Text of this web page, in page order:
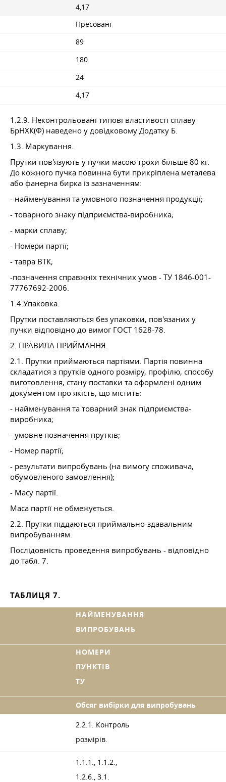
4,17
Пресовані
89
180
24
4,17
1.2.9. Неконтрольовані типові властивості сплаву
БрНХК(Ф) наведено у довідковому Додатку Б.
1.3. Маркування.
Прутки пов'язують у пучки масою трохи більше 80 кг.
До кожного пучка повинна бути прикріплена металева
або фанерна бирка із зазначенням:
- найменування та умовного позначення продукції;
- товарного знаку підприємства-виробника;
- марки сплаву;
- Номери партії;
- тавра ВТК;
-позначення справжніх технічних умов - ТУ 1846-001-
77767692-2006.
1.4.Упаковка.
Прутки поставляються без упаковки, пов'язаних у
пучки відповідно до вимог ГОСТ 1628-78.
2. ПРАВИЛА ПРИЙМАННЯ.
2.1. Прутки приймаються партіями. Партія повинна
складатися з прутків одного розміру, профілю, способу
виготовлення, стану поставки та оформлені одним
документом про якість, що містить:
- найменування та товарний знак підприємства-
виробника;
- умовне позначення прутків;
- Номер партії;
- результати випробувань (на вимогу споживача,
обумовленого замовлення);
- Масу партії.
Маса партії не обмежується.
2.2. Прутки піддаються приймально-здавальним
випробуванням.
Послідовність проведення випробувань - відповідно
до табл. 7.
ТАБЛИЦЯ 7.
НАЙМЕНУВАННЯ
ВИПРОБУВАНЬ
НОМЕРИ
ПУНКТІВ
ТУ
Обсяг вибірки для випробувань
2.2.1. Контроль
розмірів.
1.1.1., 1.1.2.,
1.2.6., 3.1.